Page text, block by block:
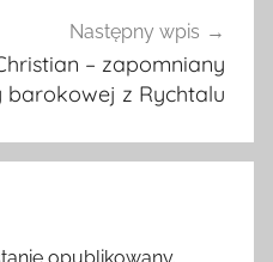
Następny wpis
– zapomniany
barokowej z Rychtalu
opublikowany.